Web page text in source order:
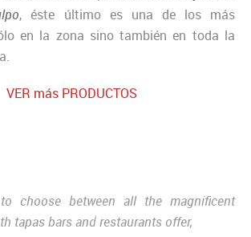
, éste último es una de los más
en la zona sino también en toda la
VER más PRODUCTOS
choose between all the magnificent
tapas bars and restaurants offer,